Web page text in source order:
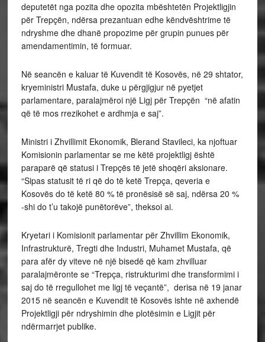
deputetët nga pozita dhe opozita mbështetën Projektligjin
për Trepçën, ndërsa prezantuan edhe këndvështrime të
ndryshme dhe dhanë propozime për grupin punues për
amendamentimin, të formuar.
Në seancën e kaluar të Kuvendit të Kosovës, në 29 shtator,
kryeministri Mustafa, duke u përgjigjur në pyetjet
parlamentare, paralajmëroi një Ligj për Trepçën “në afatin
që të mos rrezikohet e ardhmja e saj”.
Ministri i Zhvillimit Ekonomik, Blerand Stavileci, ka njoftuar
Komisionin parlamentar se me këtë projektligj është
paraparë që statusi i Trepçës të jetë shoqëri aksionare.
“Sipas statusit të ri që do të ketë Trepça, qeveria e
Kosovës do të ketë 80 % të pronësisë së saj, ndërsa 20 %
-shi do t’u takojë punëtorëve”, theksoi ai.
Kryetari i Komisionit parlamentar për Zhvillim Ekonomik,
Infrastrukturë, Tregti dhe Industri, Muhamet Mustafa, që
para afër dy viteve në një bisedë që kam zhvilluar
paralajmëronte se “Trepça, ristrukturimi dhe transformimi i
saj do të rregullohet me ligj të veçantë”, derisa në 19 janar
2015 në seancën e Kuvendit të Kosovës ishte në axhendë
Projektligji për ndryshimin dhe plotësimin e Ligjit për
ndërmarrjet publike.